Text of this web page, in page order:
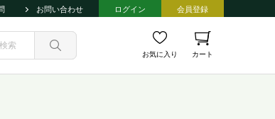
お問い合わせ ログイン 会員登録
お気に入り カート